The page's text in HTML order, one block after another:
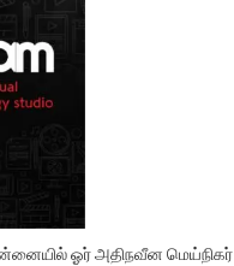
ஓர் அதிநவீன மெய்நிகர்